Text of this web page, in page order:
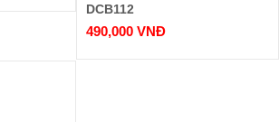
DCB112
490,000 VNĐ